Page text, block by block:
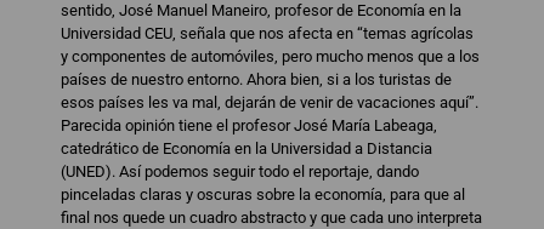
sentido, José Manuel Maneiro, profesor de Economía en la
Universidad CEU, señala que nos afecta en “temas agrícolas
y componentes de automóviles, pero mucho menos que a los
países de nuestro entorno. Ahora bien, si a los turistas de
esos países les va mal, dejarán de venir de vacaciones aquí”.
Parecida opinión tiene el profesor José María Labeaga,
catedrático de Economía en la Universidad a Distancia
(UNED). Así podemos seguir todo el reportaje, dando
pinceladas claras y oscuras sobre la economía, para que al
final nos quede un cuadro abstracto y que cada uno interpreta